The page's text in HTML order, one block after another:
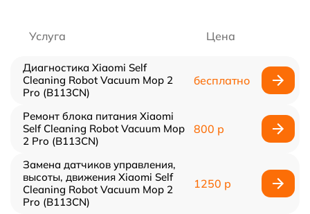
Услуга Цена
Диагностика Xiaomi Self
Cleaning Robot Vacuum Mop 2
Pro (B113CN)
бесплатно
Ремонт блока питания Xiaomi
Self Cleaning Robot Vacuum Mop
2 Pro (B113CN)
800 р
Замена датчиков управления,
высоты, движения Xiaomi Self
Cleaning Robot Vacuum Mop 2
Pro (B113CN)
1250 р